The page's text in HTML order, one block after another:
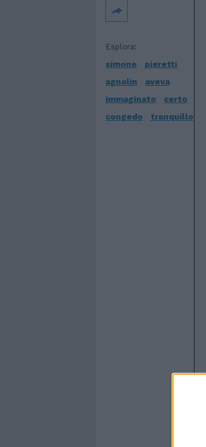
Esplora:
simone
pieretti
agnolin
aveva
immaginato
certo
congedo
tranquillo